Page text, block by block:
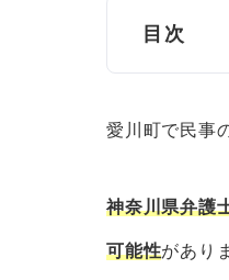
目次
愛川
法
愛
愛川町で民事
神奈川県弁護
可能性があり